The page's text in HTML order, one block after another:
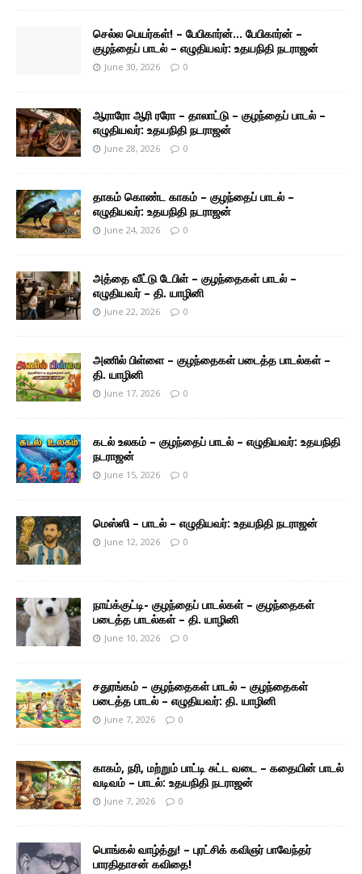
செல்ல பெயர்கள்! – பேபிகார்ன்… பேபிகார்ன் –
குழந்தைப் பாடல் – எழுதியவர்: உதயநிதி நடராஜன்
June 30, 2026 0
ஆராரோ ஆரி ரரோ – தாலாட்டு – குழந்தைப் பாடல் –
எழுதியவர்: உதயநிதி நடராஜன்
June 28, 2026 0
தாகம் கொண்ட காகம் – குழந்தைப் பாடல் –
எழுதியவர்: உதயநிதி நடராஜன்
June 24, 2026 0
அத்தை வீட்டு டேபிள் – குழந்தைகள் பாடல் –
எழுதியவர் – தி. யாழினி
June 22, 2026 0
அணில் பிள்ளை – குழந்தைகள் படைத்த பாடல்கள் –
தி. யாழினி
June 17, 2026 0
கடல் உலகம் – குழந்தைப் பாடல் – எழுதியவர்: உதயநிதி
நடராஜன்
June 15, 2026 0
மெஸ்ஸி – பாடல் – எழுதியவர்: உதயநிதி நடராஜன்
June 12, 2026 0
நாய்க்குட்டி- குழந்தைப் பாடல்கள் – குழந்தைகள்
படைத்த பாடல்கள் – தி. யாழினி
June 10, 2026 0
சதுரங்கம் – குழந்தைகள் பாடல் – குழந்தைகள்
படைத்த பாடல் – எழுதியவர்: தி. யாழினி
June 7, 2026 0
காகம், நரி, மற்றும் பாட்டி சுட்ட வடை – கதையின் பாடல்
வடிவம் – பாடல்: உதயநிதி நடராஜன்
June 7, 2026 0
பொங்கல் வாழ்த்து! – புரட்சிக் கவிஞர் பாவேந்தர்
பாரதிதாசன் கவிதை!